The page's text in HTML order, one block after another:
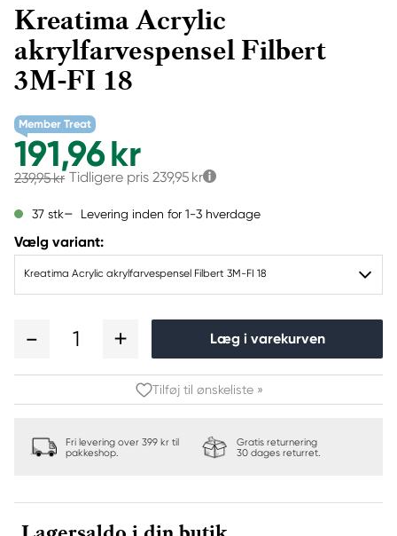
Kreatima Acrylic
akrylfarvespensel Filbert
3M-FI 18
Member Treat
191,96 kr
239,95 kr Tidligere pris 239,95 kr
37 stk Levering inden for 1-3 hverdage
Vælg variant:
Kreatima Acrylic akrylfarvespensel Filbert 3M-FI 18
1 Læg i varekurven
Tilføj til ønskeliste »
Fri levering over 399 kr til
pakkeshop.
Gratis returnering
30 dages returret.